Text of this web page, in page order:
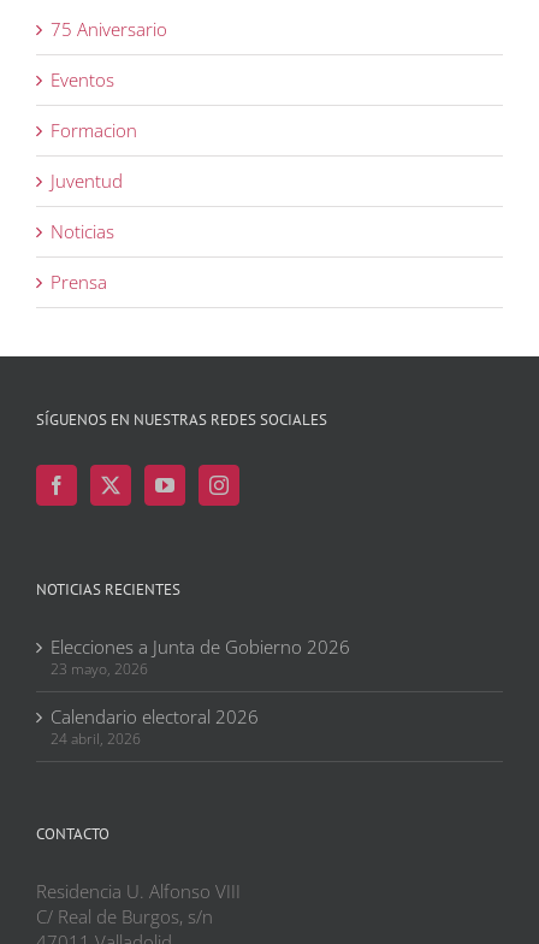
75 Aniversario
Eventos
Formacion
Juventud
Noticias
Prensa
SÍGUENOS EN NUESTRAS REDES SOCIALES
NOTICIAS RECIENTES
Elecciones a Junta de Gobierno 2026
23 mayo, 2026
Calendario electoral 2026
24 abril, 2026
CONTACTO
Residencia U. Alfonso VIII
C/ Real de Burgos, s/n